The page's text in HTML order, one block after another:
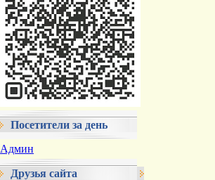
Посетители за день
Админ
Друзья сайта